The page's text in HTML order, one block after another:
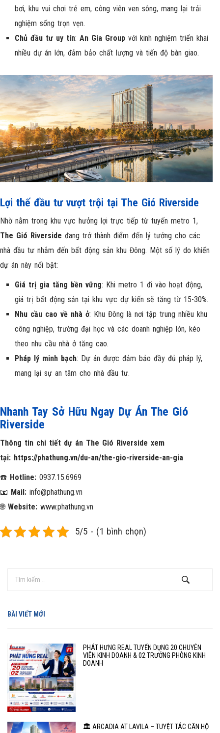
bơi, khu vui chơi trẻ em, công viên ven sông, mang lại trải
nghiệm sống trọn vẹn.
Chủ đầu tư uy tín: An Gia Group với kinh nghiệm triển khai
nhiều dự án lớn, đảm bảo chất lượng và tiến độ bàn giao.
Lợi thế đầu tư vượt trội tại The Gió Riverside
Nhờ nằm trong khu vực hưởng lợi trực tiếp từ tuyến metro 1,
The Gió Riverside đang trở thành điểm đến lý tưởng cho các
nhà đầu tư nhắm đến bất động sản khu Đông. Một số lý do khiến
dự án này nổi bật:
Giá trị gia tăng bền vững: Khi metro 1 đi vào hoạt động,
giá trị bất động sản tại khu vực dự kiến sẽ tăng từ 15-30%.
Nhu cầu cao về nhà ở: Khu Đông là nơi tập trung nhiều khu
công nghiệp, trường đại học và các doanh nghiệp lớn, kéo
theo nhu cầu nhà ở tăng cao.
Pháp lý minh bạch: Dự án được đảm bảo đầy đủ pháp lý,
mang lại sự an tâm cho nhà đầu tư.
Nhanh Tay Sở Hữu Ngay Dự Án The Gió
Riverside
Thông tin chi tiết dự án The Gió Riverside xem
tại: https://phathung.vn/du-an/the-gio-riverside-an-gia
☎️ Hotline: 0937.15.6969
📧 Mail: info@phathung.vn
🌐 Website: www.phathung.vn
5/5 - (1 bình chọn)
BÀI VIẾT MỚI
PHÁT HƯNG REAL TUYỂN DỤNG 20 CHUYÊN
VIÊN KINH DOANH & 02 TRƯỞNG PHÒNG KINH
DOANH
🏛️ ARCADIA AT LAVILA – TUYỆT TÁC CĂN HỘ